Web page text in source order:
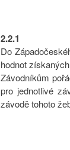
2.2.1
Do
hodnot
Závodníkům
pro jednotlivé
závodě tohoto